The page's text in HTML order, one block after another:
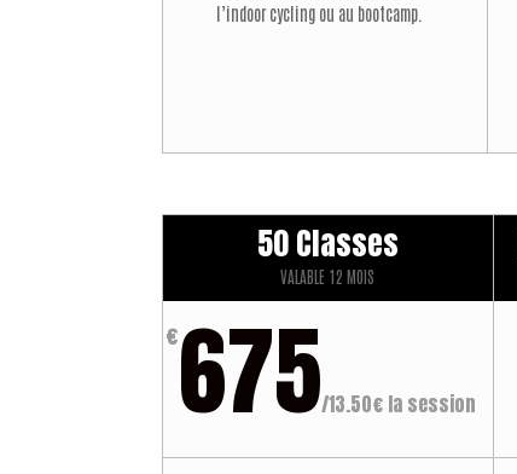
l’indoor cycling ou au bootcamp.
50 Classes
VALABLE 12 MOIS
€675/13.50€ la session